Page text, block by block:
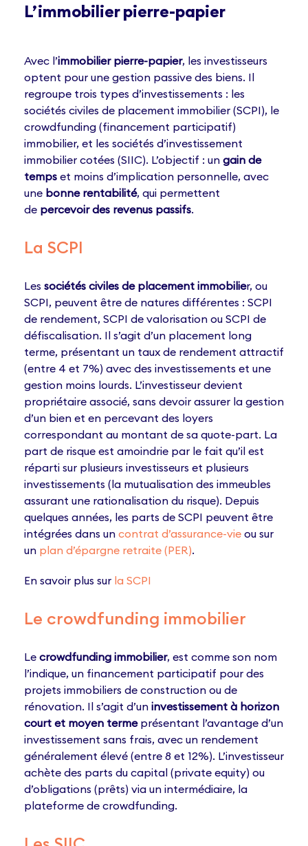
L’immobilier pierre-papier
Avec l’immobilier pierre-papier, les investisseurs
optent pour une gestion passive des biens. Il
regroupe trois types d’investissements : les
sociétés civiles de placement immobilier (SCPI), le
crowdfunding (financement participatif)
immobilier, et les sociétés d’investissement
immobilier cotées (SIIC). L’objectif : un gain de
temps et moins d’implication personnelle, avec
une bonne rentabilité, qui permettent
de percevoir des revenus passifs.
La SCPI
Les sociétés civiles de placement immobilier, ou
SCPI, peuvent être de natures différentes : SCPI
de rendement, SCPI de valorisation ou SCPI de
défiscalisation. Il s’agit d’un placement long
terme, présentant un taux de rendement attractif
(entre 4 et 7%) avec des investissements et une
gestion moins lourds. L’investisseur devient
propriétaire associé, sans devoir assurer la gestion
d’un bien et en percevant des loyers
correspondant au montant de sa quote-part. La
part de risque est amoindrie par le fait qu’il est
réparti sur plusieurs investisseurs et plusieurs
investissements (la mutualisation des immeubles
assurant une rationalisation du risque). Depuis
quelques années, les parts de SCPI peuvent être
intégrées dans un contrat d’assurance-vie ou sur
un plan d’épargne retraite (PER).
En savoir plus sur la SCPI
Le crowdfunding immobilier
Le crowdfunding immobilier, est comme son nom
l’indique, un financement participatif pour des
projets immobiliers de construction ou de
rénovation. Il s’agit d’un investissement à horizon
court et moyen termeprésentant l’avantage d’un
investissement sans frais, avec un rendement
généralement élevé (entre 8 et 12%). L’investisseur
achète des parts du capital (private equity) ou
d’obligations (prêts) via un intermédiaire, la
plateforme de crowdfunding.